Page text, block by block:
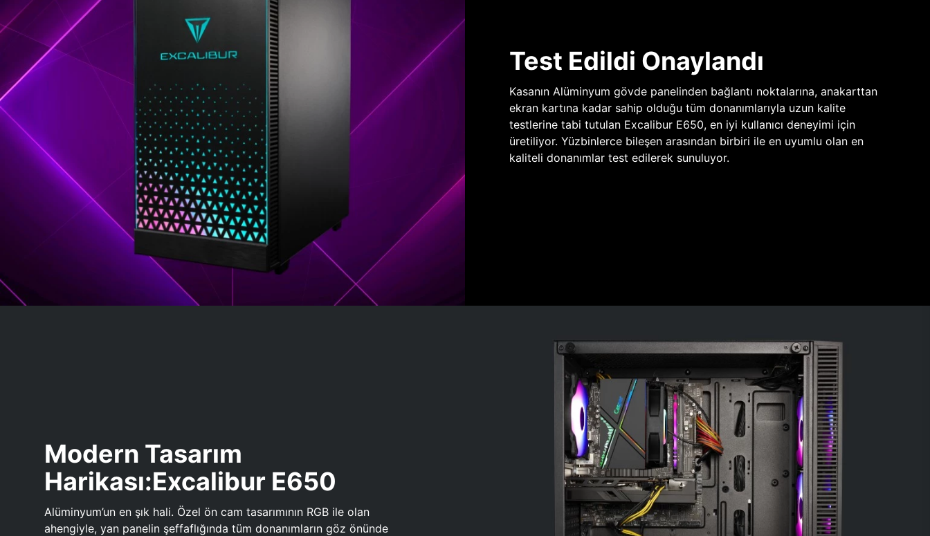
Test Edildi Onaylandı
Kasanın Alüminyum gövde panelinden bağlantı noktalarına, anakarttan
ekran kartına kadar sahip olduğu tüm donanımlarıyla uzun kalite
testlerine tabi tutulan Excalibur E650, en iyi kullanıcı deneyimi için
üretiliyor. Yüzbinlerce bileşen arasından birbiri ile en uyumlu olan en
kaliteli donanımlar test edilerek sunuluyor.
Modern Tasarım
Harikası:Excalibur E650
Alüminyum’un en şık hali. Özel ön cam tasarımının RGB ile olan
ahengiyle, yan panelin şeffaflığında tüm donanımların göz önünde